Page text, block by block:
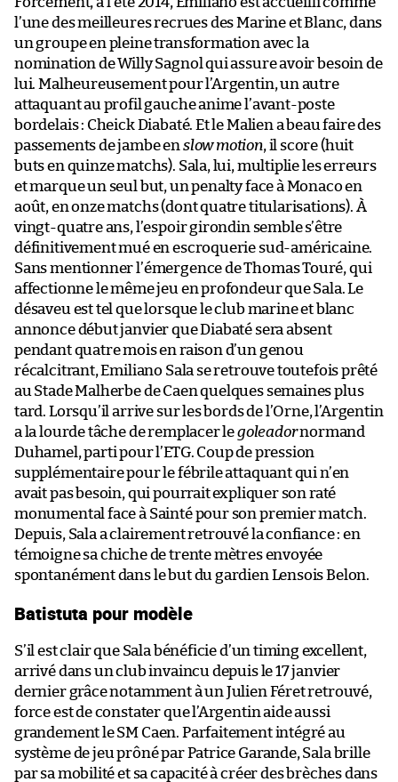
l’une des meilleures recrues des Marine et Blanc, dans
un groupe en pleine transformation avec la
nomination de Willy Sagnol qui assure avoir besoin de
lui. Malheureusement pour l’Argentin, un autre
attaquant au profil gauche anime l’avant-poste
bordelais : Cheick Diabaté. Et le Malien a beau faire des
passements de jambe en slow motion, il score (huit
buts en quinze matchs). Sala, lui, multiplie les erreurs
et marque un seul but, un penalty face à Monaco en
août, en onze matchs (dont quatre titularisations). À
vingt-quatre ans, l’espoir girondin semble s’être
définitivement mué en escroquerie sud-américaine.
Sans mentionner l’émergence de Thomas Touré, qui
affectionne le même jeu en profondeur que Sala. Le
désaveu est tel que lorsque le club marine et blanc
annonce début janvier que Diabaté sera absent
pendant quatre mois en raison d’un genou
récalcitrant, Emiliano Sala se retrouve toutefois prêté
au Stade Malherbe de Caen quelques semaines plus
tard. Lorsqu’il arrive sur les bords de l’Orne, l’Argentin
a la lourde tâche de remplacer legoleadornormand
Duhamel, parti pour l’ETG. Coup de pression
supplémentaire pour le fébrile attaquant qui n’en
avait pas besoin, qui pourrait expliquer son raté
monumental face à Sainté pour son premier match.
Depuis, Sala a clairement retrouvé la confiance : en
témoigne sa chiche de trente mètres envoyée
spontanément dans le but du gardien Lensois Belon.
Batistuta pour modèle
S’il est clair que Sala bénéficie d’un timing excellent,
arrivé dans un club invaincu depuis le 17 janvier
dernier grâce notamment à un Julien Féret retrouvé,
force est de constater que l’Argentin aide aussi
grandement le SM Caen. Parfaitement intégré au
système de jeu prôné par Patrice Garande, Sala brille
par sa mobilité et sa capacité à créer des brèches dans